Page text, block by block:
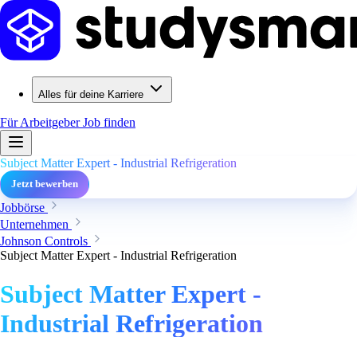
Alles für deine Karriere
Für ArbeitgeberJob finden
Subject Matter Expert - Industrial Refrigeration
Jetzt bewerben
Jobbörse
Unternehmen
Johnson Controls
Subject Matter Expert - Industrial Refrigeration
Subject Matter Expert -
Industrial Refrigeration